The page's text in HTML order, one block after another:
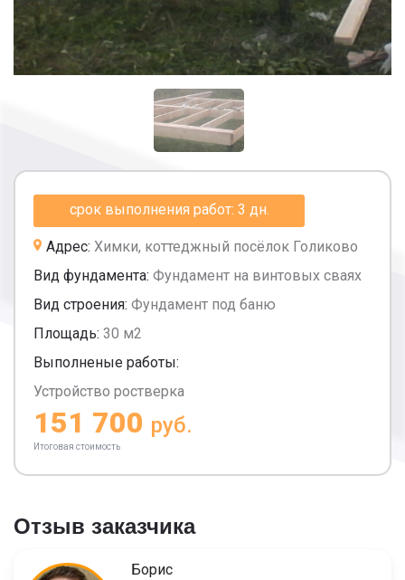
срок выполнения работ: 3 дн.
Адрес: Химки, коттеджный посёлок Голиково
Вид фундамента: Фундамент на винтовых сваях
Вид строения: Фундамент под баню
Площадь: 30 м2
Выполненые работы:
Устройство ростверка
151 700 руб.
Итоговая стоимость
Отзыв заказчика
Борис